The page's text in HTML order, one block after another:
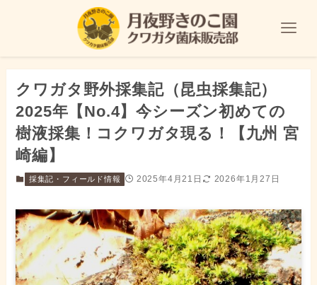
クワガタ野外採集記（昆虫採集記）
2025年【No.4】今シーズン初めての
樹液採集！コクワガタ現る！【九州 宮
崎編】
採集記・フィールド情報 2025年4月21日 2026年1月27日